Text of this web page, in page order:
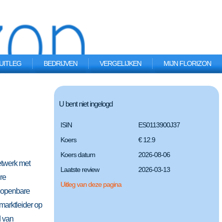
BEDRIJVEN VERGELIJKEN MIJN FLORIZON
met
op
van
U bent niet ingelogd
ISIN
ES0113900J37
Koers
€ 12.9
Koers datum
2026-08-06
Laatste review
2026-03-13
Uitleg van deze pagina